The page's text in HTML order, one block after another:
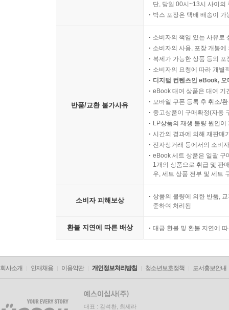
단, 당일 00시~13시 사이의
박스 포장은 택배 배송이
반품/교환 불가사유
소비자의 책임 있는 사유로
소비자의 사용, 포장 개봉
복제가 가능한 상품 등의
소비자의 요청에 따라 개별
디지털 컨텐츠인 eBook,
eBook 대여 상품은 대여 기
모바일 쿠폰 등록 후 취소/
중고상품이 구매확정(자동
LP상품의 재생 불량 원인
시간의 경과에 의해 재판매
전자상거래 등에서의 소비
eBook 세트 상품은 일괄 구
1개의 상품으로 취급 및 판
우, 세트 상품 전부 및 세트
소비자 피해보상
상품의 불량에 의한 반품,
준하여 처리됨
환불 지연에 따른 배상 대금 환불 및 환불 지연에
회사소개 인재채용 이용약관 개인정보처리방침 청소년보호정책 도서홍보안내
대표 : 김석환, 최세라